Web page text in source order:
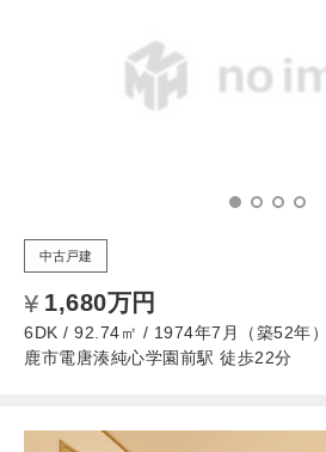
中古戸建
1,680万円
6DK / 92.74㎡ / 1974年7月（築52年）
鹿市電唐湊純心学園前駅 徒歩22分